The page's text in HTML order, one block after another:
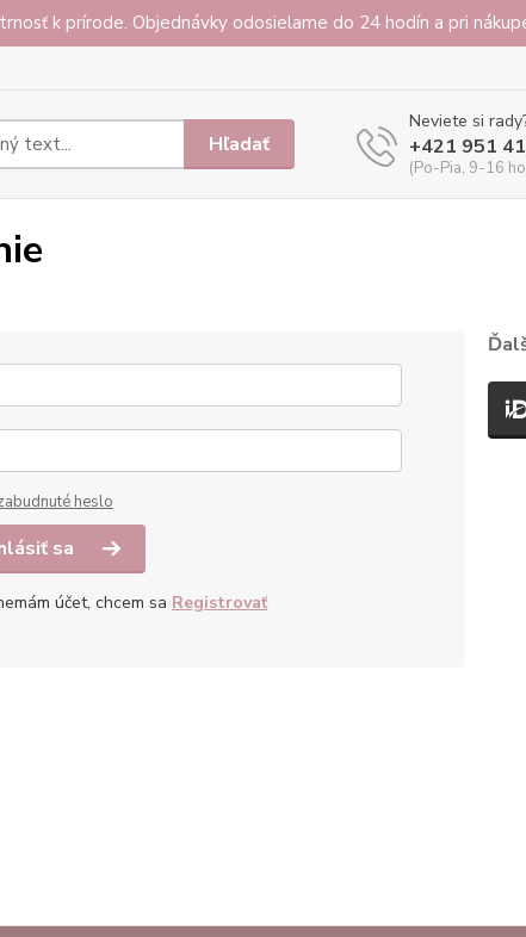
k prírode. Objednávky odosielame do 24 hodín a pri
Hľadať
Neviete si
+421 951
(Po-Pia, 9-16
heslo
sa
účet, chcem sa Registrovať